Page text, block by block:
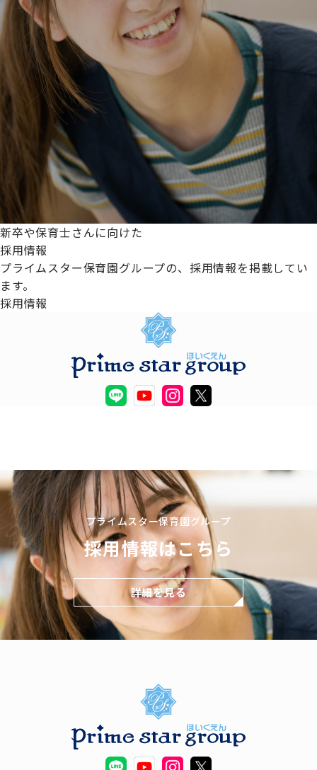
新卒や保育士さんに向けた
採用情報
プライムスター保育園グループの、採用情報を掲載してい
ます。
採用情報
プライムスター保育園グループ
採用情報はこちら
詳細を見る